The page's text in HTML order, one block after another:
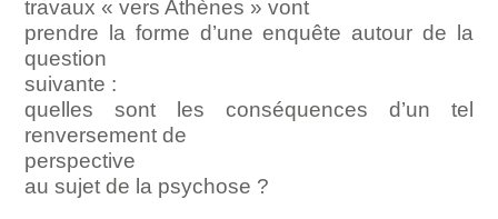
travaux «vers Athènes »vont
prendre la forme d’une enquête autour de la
question
suivante :
quelles sont les conséquences d’un tel
renversement de
perspective
au sujet de la psychose ?